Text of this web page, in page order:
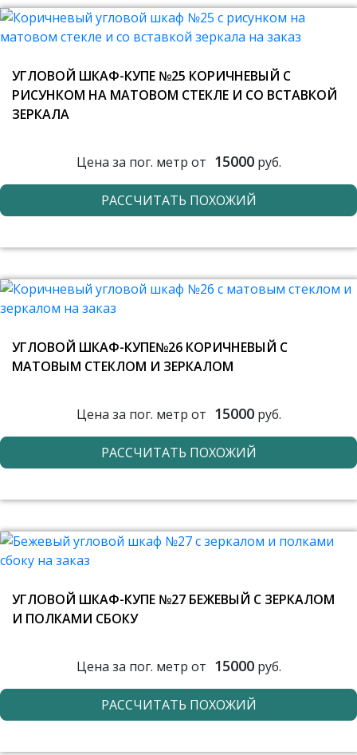
УГЛОВОЙ ШКАФ-КУПЕ №25 КОРИЧНЕВЫЙ С
РИСУНКОМ НА МАТОВОМ СТЕКЛЕ И СО ВСТАВКОЙ
ЗЕРКАЛА
Цена за пог. метр от 15000руб.
РАССЧИТАТЬ ПОХОЖИЙ
УГЛОВОЙ ШКАФ-КУПЕ№26 КОРИЧНЕВЫЙ С
МАТОВЫМ СТЕКЛОМ И ЗЕРКАЛОМ
Цена за пог. метр от 15000руб.
РАССЧИТАТЬ ПОХОЖИЙ
УГЛОВОЙ ШКАФ-КУПЕ №27 БЕЖЕВЫЙ С ЗЕРКАЛОМ
И ПОЛКАМИ СБОКУ
Цена за пог. метр от 15000руб.
РАССЧИТАТЬ ПОХОЖИЙ